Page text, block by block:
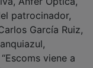
patrocinador,
García Ruiz,
viene a
que se presume